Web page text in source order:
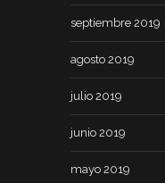
septiembre 2019
agosto 2019
julio 2019
junio 2019
mayo 2019